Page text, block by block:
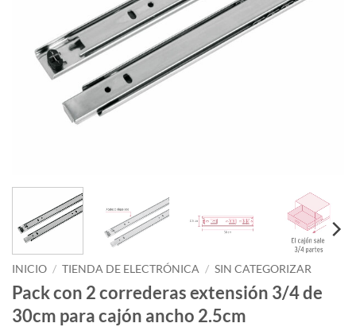
INICIO / TIENDA DE ELECTRÓNICA / SIN CATEGORIZAR
Pack con 2 correderas extensión 3/4 de
30cm para cajón ancho 2.5cm